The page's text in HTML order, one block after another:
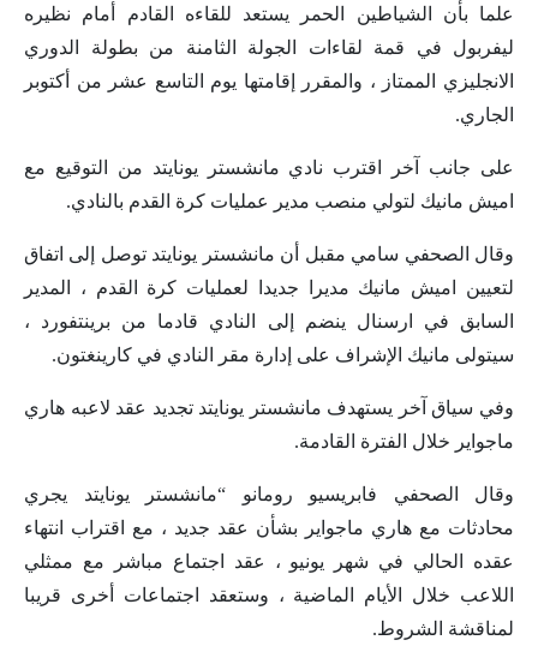
علما بأن الشياطين الحمر يستعد للقاءه القادم أمام نظيره
ليفربول في قمة لقاءات الجولة الثامنة من بطولة الدوري
الانجليزي الممتاز ، والمقرر إقامتها يوم التاسع عشر من أكتوبر
الجاري.
على جانب آخر اقترب نادي مانشستر يونايتد من التوقيع مع
اميش مانيك لتولي منصب مدير عمليات كرة القدم بالنادي.
وقال الصحفي سامي مقبل أن مانشستر يونايتد توصل إلى اتفاق
لتعيين اميش مانيك مديرا جديدا لعمليات كرة القدم ، المدير
السابق في ارسنال ينضم إلى النادي قادما من برينتفورد ،
سيتولى مانيك الإشراف على إدارة مقر النادي في كارينغتون.
وفي سياق آخر يستهدف مانشستر يونايتد تجديد عقد لاعبه هاري
ماجواير خلال الفترة القادمة.
وقال الصحفي فابريسيو رومانو “مانشستر يونايتد يجري
محادثات مع هاري ماجواير بشأن عقد جديد ، مع اقتراب انتهاء
عقده الحالي في شهر يونيو ، عقد اجتماع مباشر مع ممثلي
اللاعب خلال الأيام الماضية ، وستعقد اجتماعات أخرى قريبا
لمناقشة الشروط.